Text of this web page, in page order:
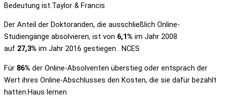
Bedeutung ist.Taylor & Francis
Der Anteil der Doktoranden, die ausschließlich Online-
Studiengänge absolvieren, ist von 6,1% im Jahr 2008
auf 27,3% im Jahr 2016 gestiegen . NCES
Für 86% der Online-Absolventen überstieg oder entsprach der
Wert ihres Online-Abschlusses den Kosten, die sie dafür bezahlt
hatten.Haus lernen